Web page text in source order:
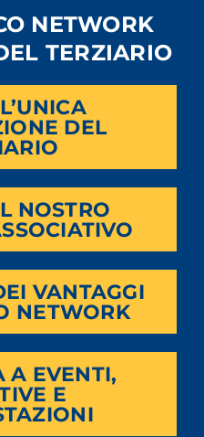
NETWORK
TERZIARIO
DEL
NOSTRO
VANTAGGI
NETWORK
A EVENTI,
E